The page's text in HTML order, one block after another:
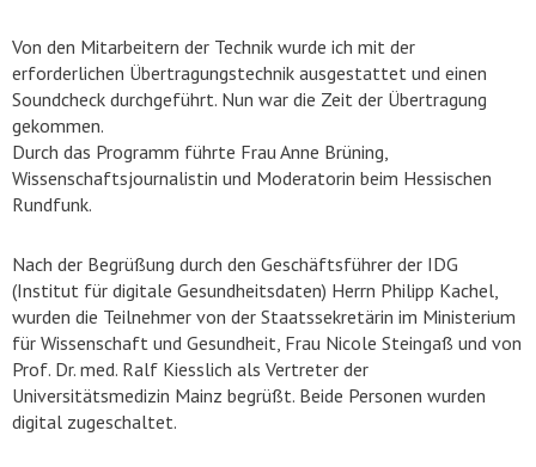
Von den Mitarbeitern der Technik wurde ich mit der
erforderlichen Übertragungstechnik ausgestattet und einen
Soundcheck durchgeführt. Nun war die Zeit der Übertragung
gekommen.
Durch das Programm führte Frau Anne Brüning,
Wissenschaftsjournalistin und Moderatorin beim Hessischen
Rundfunk.
Nach der Begrüßung durch den Geschäftsführer der IDG
(Institut für digitale Gesundheitsdaten) Herrn Philipp Kachel,
wurden die Teilnehmer von der Staatssekretärin im Ministerium
für Wissenschaft und Gesundheit, Frau Nicole Steingaß und von
Prof. Dr. med. Ralf Kiesslich als Vertreter der
Universitätsmedizin Mainz begrüßt. Beide Personen wurden
digital zugeschaltet.